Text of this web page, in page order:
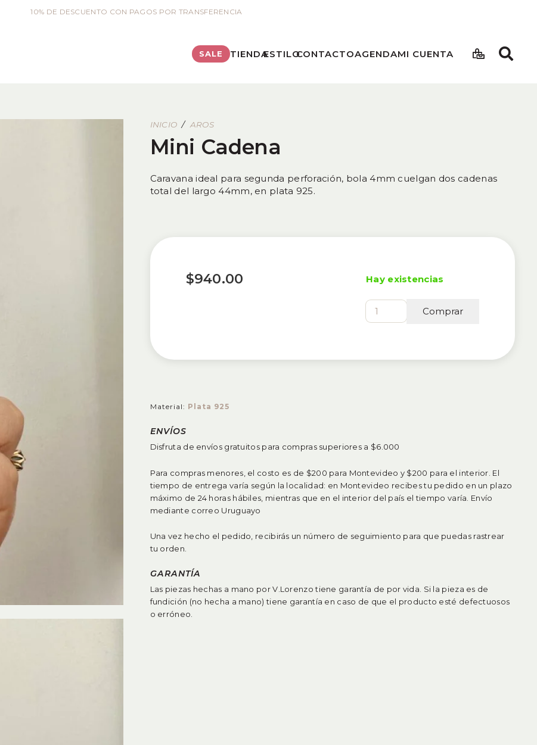
10% DE DESCUENTO CON PAGOS POR TRANSFERENCIA
SALE TIENDAESTILOCONTACTOAGENDAMI CUENTA
INICIO / AROS
Mini Cadena
Caravana ideal para segunda perforación, bola 4mm cuelgan dos cadenas
total del largo 44mm, en plata 925.
$940.00 Hay existencias
Mini
Cadena
Comprar
Material: Plata 925
ENVÍOS
Disfruta de envíos gratuitos para compras superiores a $6.000
Para compras menores, el costo es de $200 para Montevideo y $200 para el interior. El
tiempo de entrega varía según la localidad: en Montevideo recibes tu pedido en un plazo
máximo de 24 horas hábiles, mientras que en el interior del país el tiempo varía. Envío
mediante correo Uruguayo
Una vez hecho el pedido, recibirás un número de seguimiento para que puedas rastrear
tu orden.
GARANTÍA
Las piezas hechas a mano por V.Lorenzo tiene garantía de por vida. Si la pieza es de
fundición (no hecha a mano) tiene garantía en caso de que el producto esté defectuosos
o erróneo